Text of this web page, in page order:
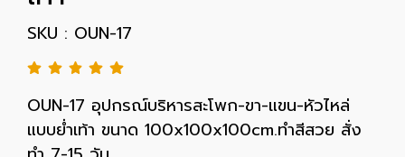
SKU : OUN-17
OUN-17 อุปกรณ์บริหารสะโพก-ขา-แขน-หัวไหล่
แบบย่ำเท้า ขนาด 100x100x100cm.ทำสีสวย สั่ง